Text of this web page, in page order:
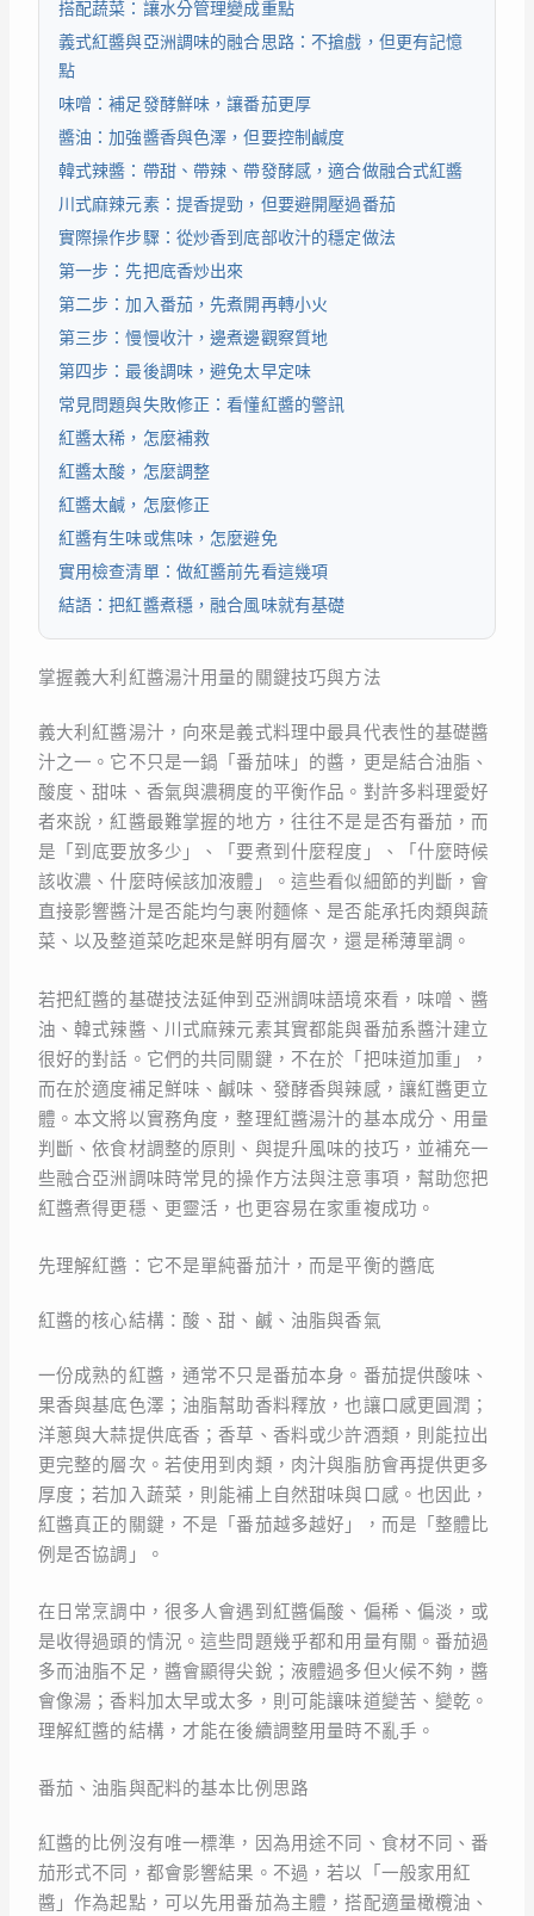
搭配蔬菜：讓水分管理變成重點
義式紅醬與亞洲調味的融合思路：不搶戲，但更有記憶
點
味噌：補足發酵鮮味，讓番茄更厚
醬油：加強醬香與色澤，但要控制鹹度
韓式辣醬：帶甜、帶辣、帶發酵感，適合做融合式紅醬
川式麻辣元素：提香提勁，但要避開壓過番茄
實際操作步驟：從炒香到底部收汁的穩定做法
第一步：先把底香炒出來
第二步：加入番茄，先煮開再轉小火
第三步：慢慢收汁，邊煮邊觀察質地
第四步：最後調味，避免太早定味
常見問題與失敗修正：看懂紅醬的警訊
紅醬太稀，怎麼補救
紅醬太酸，怎麼調整
紅醬太鹹，怎麼修正
紅醬有生味或焦味，怎麼避免
實用檢查清單：做紅醬前先看這幾項
結語：把紅醬煮穩，融合風味就有基礎
掌握義大利紅醬湯汁用量的關鍵技巧與方法
義大利紅醬湯汁，向來是義式料理中最具代表性的基礎醬
汁之一。它不只是一鍋「番茄味」的醬，更是結合油脂、
酸度、甜味、香氣與濃稠度的平衡作品。對許多料理愛好
者來說，紅醬最難掌握的地方，往往不是是否有番茄，而
是「到底要放多少」、「要煮到什麼程度」、「什麼時候
該收濃、什麼時候該加液體」。這些看似細節的判斷，會
直接影響醬汁是否能均勻裹附麵條、是否能承托肉類與蔬
菜、以及整道菜吃起來是鮮明有層次，還是稀薄單調。
若把紅醬的基礎技法延伸到亞洲調味語境來看，味噌、醬
油、韓式辣醬、川式麻辣元素其實都能與番茄系醬汁建立
很好的對話。它們的共同關鍵，不在於「把味道加重」，
而在於適度補足鮮味、鹹味、發酵香與辣感，讓紅醬更立
體。本文將以實務角度，整理紅醬湯汁的基本成分、用量
判斷、依食材調整的原則、與提升風味的技巧，並補充一
些融合亞洲調味時常見的操作方法與注意事項，幫助您把
紅醬煮得更穩、更靈活，也更容易在家重複成功。
先理解紅醬：它不是單純番茄汁，而是平衡的醬底
紅醬的核心結構：酸、甜、鹹、油脂與香氣
一份成熟的紅醬，通常不只是番茄本身。番茄提供酸味、
果香與基底色澤；油脂幫助香料釋放，也讓口感更圓潤；
洋蔥與大蒜提供底香；香草、香料或少許酒類，則能拉出
更完整的層次。若使用到肉類，肉汁與脂肪會再提供更多
厚度；若加入蔬菜，則能補上自然甜味與口感。也因此，
紅醬真正的關鍵，不是「番茄越多越好」，而是「整體比
例是否協調」。
在日常烹調中，很多人會遇到紅醬偏酸、偏稀、偏淡，或
是收得過頭的情況。這些問題幾乎都和用量有關。番茄過
多而油脂不足，醬會顯得尖銳；液體過多但火候不夠，醬
會像湯；香料加太早或太多，則可能讓味道變苦、變乾。
理解紅醬的結構，才能在後續調整用量時不亂手。
番茄、油脂與配料的基本比例思路
紅醬的比例沒有唯一標準，因為用途不同、食材不同、番
茄形式不同，都會影響結果。不過，若以「一般家用紅
醬」作為起點，可以先用番茄為主體，搭配適量橄欖油、